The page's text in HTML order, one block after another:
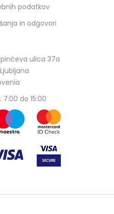
podatkov
in odgovori
ulica 37a
7:00 do 15:00